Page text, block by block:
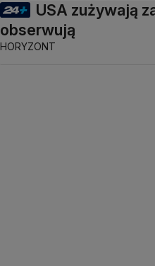
USA zużywają
obserwują
HORYZONT